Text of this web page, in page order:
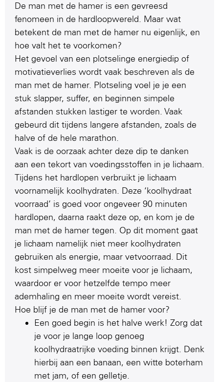
De man met de hamer is een gevreesd
fenomeen in de hardloopwereld. Maar wat
betekent de man met de hamer nu eigenlijk, en
hoe valt het te voorkomen?
Het gevoel van een plotselinge energiedip of
motivatieverlies wordt vaak beschreven als de
man met de hamer. Plotseling voel je je een
stuk slapper, suffer, en beginnen simpele
afstanden stukken lastiger te worden. Vaak
gebeurd dit tijdens langere afstanden, zoals de
halve of de hele marathon.
Vaak is de oorzaak achter deze dip te danken
aan een tekort van voedingsstoffen in je lichaam.
Tijdens het hardlopen verbruikt je lichaam
voornamelijk koolhydraten. Deze ‘koolhydraat
voorraad’ is goed voor ongeveer 90 minuten
hardlopen, daarna raakt deze op, en kom je de
man met de hamer tegen. Op dit moment gaat
je lichaam namelijk niet meer koolhydraten
gebruiken als energie, maar vetvoorraad. Dit
kost simpelweg meer moeite voor je lichaam,
waardoor er voor hetzelfde tempo meer
ademhaling en meer moeite wordt vereist.
Hoe blijf je de man met de hamer voor?
Een goed begin is het halve werk! Zorg dat
je voor je lange loop genoeg
koolhydraatrijke voeding binnen krijgt. Denk
hierbij aan een banaan, een witte boterham
met jam, of een gelletje.